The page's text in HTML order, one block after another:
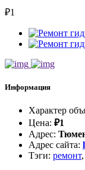
₽1
Информация
Характер
Цена: ₽1
Адрес:
Адрес сайта:
Тэги: ремонт,